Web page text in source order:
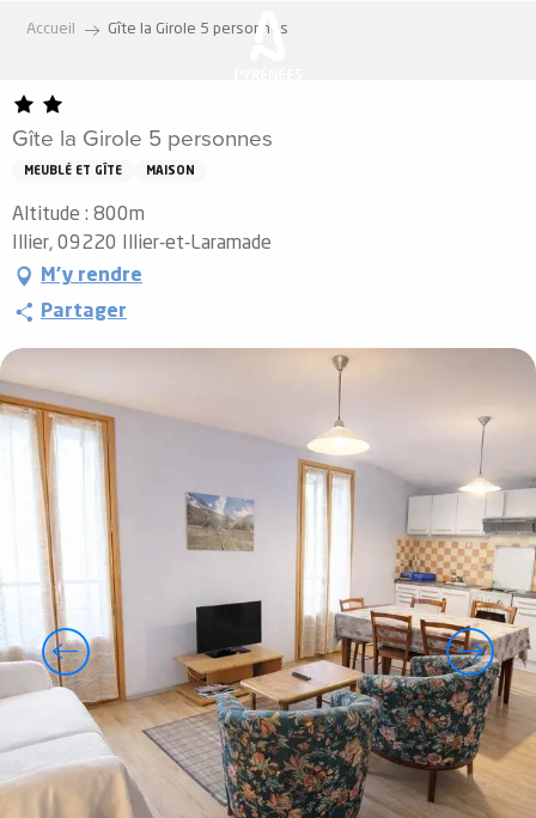
principal
Accueil Gîte la Girole 5 personnes
Gîte la Girole 5 personnes
MEUBLÉ ET GÎTE MAISON
Altitude : 800m
Illier, 09220 Illier-et-Laramade
M'y rendre
Partager